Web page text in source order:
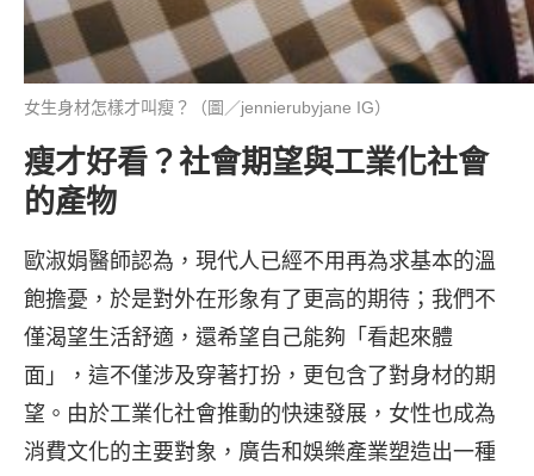
女生身材怎樣才叫瘦？（圖／jennierubyjane IG）
瘦才好看？社會期望與工業化社會
的產物
歐淑娟醫師認為，現代人已經不用再為求基本的溫
飽擔憂，於是對外在形象有了更高的期待；我們不
僅渴望生活舒適，還希望自己能夠「看起來體
面」，這不僅涉及穿著打扮，更包含了對身材的期
望。由於工業化社會推動的快速發展，女性也成為
消費文化的主要對象，廣告和娛樂產業塑造出一種